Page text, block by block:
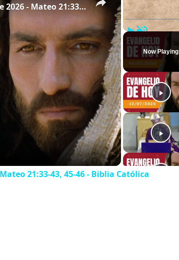
PlayUnmute
Now Playing
Evangelio de hoy - Viernes 6 de marzo de 2026 - Mateo 21:33-43, 45-46 - Biblia Católica
21:33-43, 45-46 - Biblia Católica